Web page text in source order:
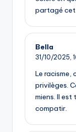
partagé cet
Bella
31/10/2025,
Le racisme,
privilèges.
miens. Il est
compatir.